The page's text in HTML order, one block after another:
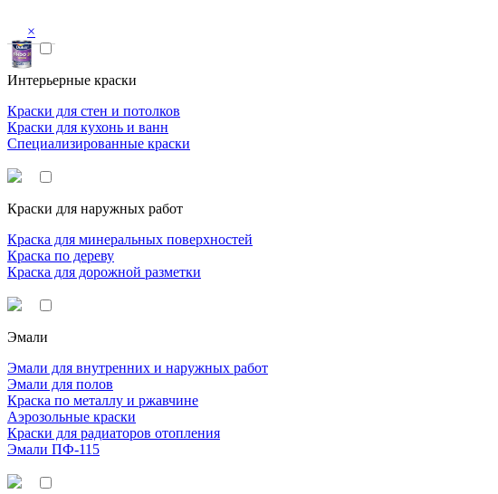
×
Интерьерные краски
Краски для стен и потолков
Краски для кухонь и ванн
Специализированные краски
Краски для наружных работ
Краска для минеральных поверхностей
Краска по дереву
Краска для дорожной разметки
Эмали
Эмали для внутренних и наружных работ
Эмали для полов
Краска по металлу и ржавчине
Аэрозольные краски
Краски для радиаторов отопления
Эмали ПФ-115